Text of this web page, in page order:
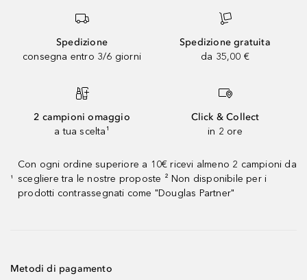
Spedizione
consegna entro 3/6 giorni
Spedizione gratuita
da 35,00 €
2 campioni omaggio
a tua scelta¹
Click & Collect
in 2 ore
¹
Con ogni ordine superiore a 10€ ricevi almeno 2 campioni da
scegliere tra le nostre proposte ² Non disponibile per i
prodotti contrassegnati come "Douglas Partner"
Metodi di pagamento